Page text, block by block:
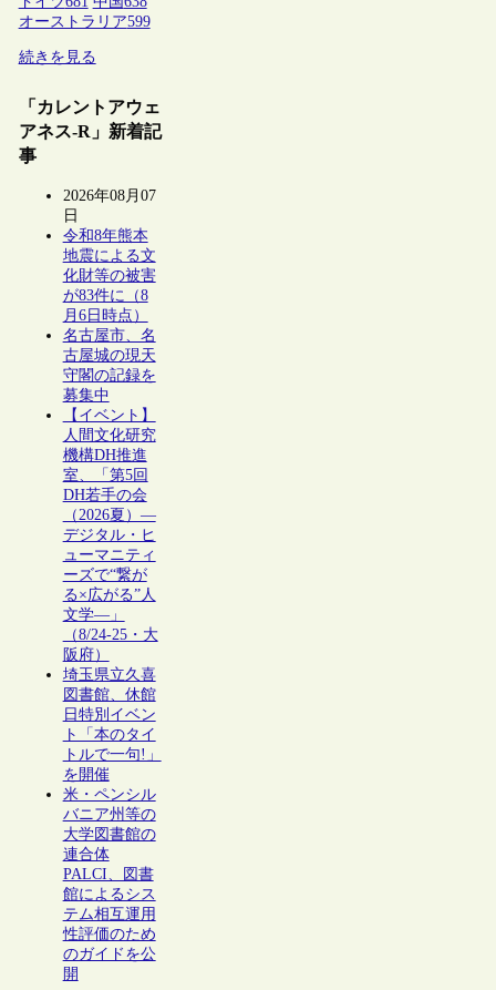
オーストラリア599
続きを見る
「カレントアウェ
アネス-R」新着記
事
2026年08月07
日
令和8年熊本
地震による文
化財等の被害
が83件に（8
月6日時点）
名古屋市、名
古屋城の現天
守閣の記録を
募集中
【イベント】
人間文化研究
機構DH推進
室、「第5回
DH若手の会
（2026夏）―
デジタル・ヒ
ューマニティ
ーズで“繋が
る×広がる”人
文学―」
（8/24-25・大
阪府）
埼玉県立久喜
図書館、休館
日特別イベン
ト「本のタイ
トルで一句!」
を開催
米・ペンシル
バニア州等の
大学図書館の
連合体
PALCI、図書
館によるシス
テム相互運用
性評価のため
のガイドを公
開